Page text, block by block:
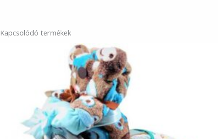
Kapcsolódó termékek